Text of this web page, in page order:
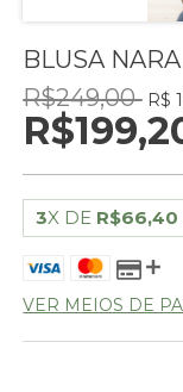
BLUSA
R$249,00 R$
3X DE R$66,40
VER MEIOS DE